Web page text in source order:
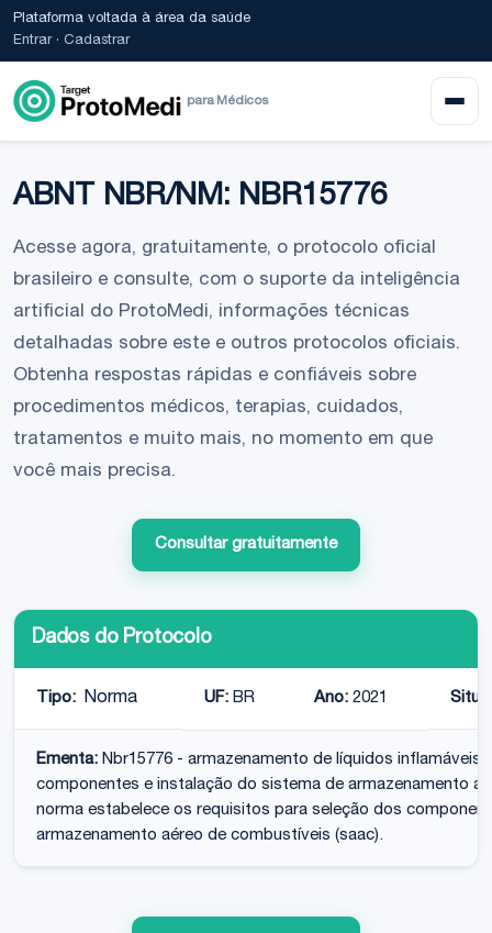
Plataforma voltada à área da saúde
Entrar· Cadastrar
para Médicos
ABNT NBR/NM: NBR15776
Acesse agora, gratuitamente, o protocolo oficial
brasileiro e consulte, com o suporte da inteligência
artificial do ProtoMedi, informações técnicas
detalhadas sobre este e outros protocolos oficiais.
Obtenha respostas rápidas e confiáveis sobre
procedimentos médicos, terapias, cuidados,
tratamentos e muito mais, no momento em que
você mais precisa.
Consultar gratuitamente
Dados do Protocolo
Tipo: Norma UF: BR Ano: 2021
Ementa: Nbr15776 - armazenamento de líquidos
componentes e instalação do sistema de armazenamento
norma estabelece os requisitos para seleção dos
armazenamento aéreo de combustíveis (saac).